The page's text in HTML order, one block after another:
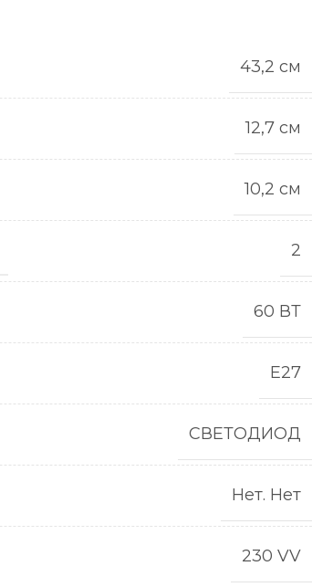
43,2 см
12,7 см
10,2 см
2
60 ВТ
E27
СВЕТОДИОД
Нет. Нет
230 VV